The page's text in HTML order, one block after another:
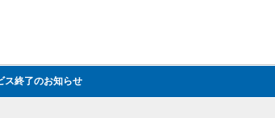
終了のお知らせ